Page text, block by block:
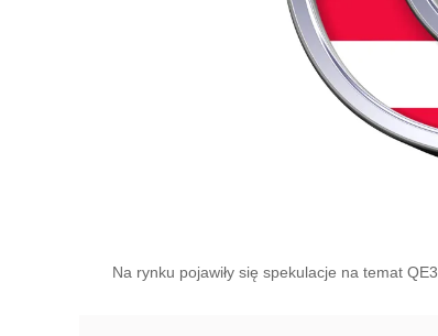
Na rynku pojawiły się spekulacje na temat QE3.